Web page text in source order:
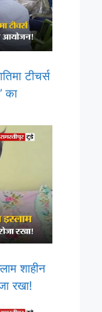
टीचर्स
का
शाहीन
रखा!